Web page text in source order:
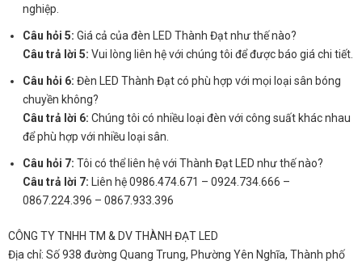
nghiệp.
Câu hỏi 5: Giá cả của đèn LED Thành Đạt như thế nào?
Câu trả lời 5: Vui lòng liên hệ với chúng tôi để được báo giá chi tiết.
Câu hỏi 6: Đèn LED Thành Đạt có phù hợp với mọi loại sân bóng
chuyền không?
Câu trả lời 6: Chúng tôi có nhiều loại đèn với công suất khác nhau
để phù hợp với nhiều loại sân.
Câu hỏi 7: Tôi có thể liên hệ với Thành Đạt LED như thế nào?
Câu trả lời 7: Liên hệ 0986.474.671 – 0924.734.666 –
0867.224.396 – 0867.933.396
CÔNG TY TNHH TM & DV THÀNH ĐẠT LED
Địa chỉ: Số 938 đường Quang Trung, Phường Yên Nghĩa, Thành phố